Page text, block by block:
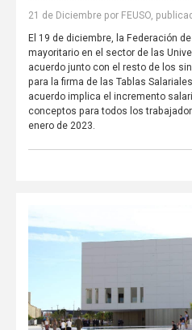
21 de Diciembre por FEUSO,
El 19 de diciembre, la Federación
mayoritario en el sector de las
acuerdo junto con el resto de los
para la firma de las Tablas
acuerdo implica el incremento
conceptos para todos los
enero de 2023.